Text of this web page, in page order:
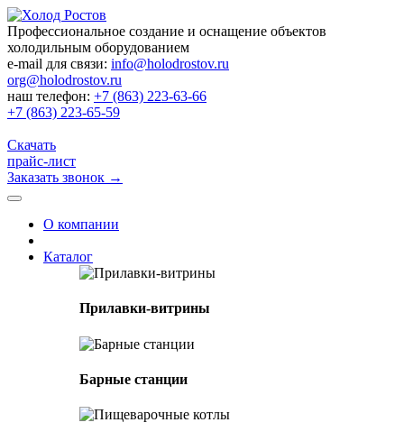
Профессиональное создание и оснащение объектов
холодильным оборудованием
e-mail для связи: info@holodrostov.ru
org@holodrostov.ru
наш телефон: +7 (863) 223-63-66
+7 (863) 223-65-59
Скачать
прайс-лист
Заказать звонок →
О компании
Каталог
Прилавки-витрины
Барные станции